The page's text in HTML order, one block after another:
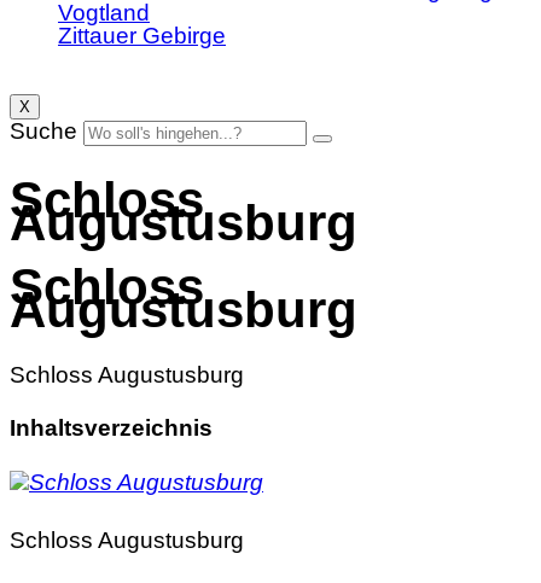
Vogtland
Zittauer Gebirge
X
Suche
Schloss
Augustusburg
Schloss
Augustusburg
Schloss Augustusburg
Inhaltsverzeichnis
Schloss Augustusburg